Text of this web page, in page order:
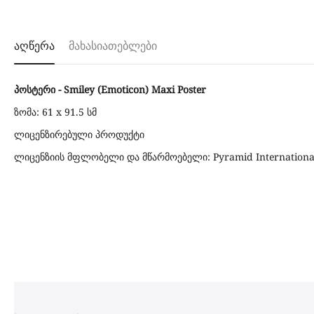
აღწერა მახასიათებლები
პოსტერი - Smiley (Emoticon) Maxi Poster
ზომა: 61 x 91.5 სმ
ლიცენზირებული პროდუქტი
ლიცენზიის მფლობელი და მწარმოებელი: Pyramid